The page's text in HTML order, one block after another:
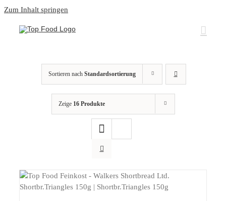
Zum Inhalt springen
Sortieren nach Standardsortierung
Zeige 16 Produkte
DETAILS